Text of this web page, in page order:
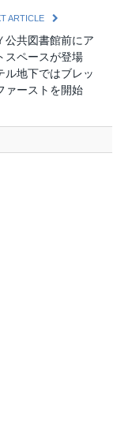
ARTICLE
公共図書館前にア
スペースが登場
ル地下ではブレッ
ァーストを開始